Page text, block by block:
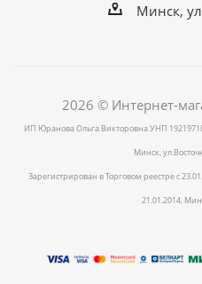
Минск,
2026 © Интернет-
ИП Юранова Ольга Викторовна УНП
Минск,
Зарегистрирован в Торговом реестре с
21.01.2014,